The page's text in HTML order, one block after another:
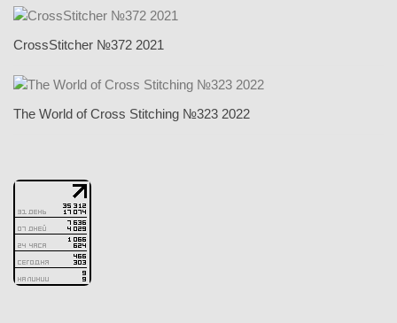
CrossStitcher №372 2021
The World of Cross Stitching №323 2022